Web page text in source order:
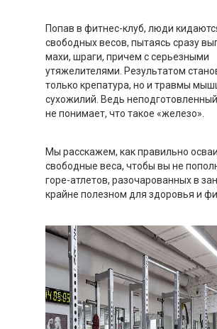
Попав в фитнес-клуб, люди
свободных весов, пытаясь сразу
махи, шраги, причем с серьезными
утяжелителями. Результатом
только крепатура, но и травмы
сухожилий. Ведь
не понимает, что такое «железо».
Мы расскажем, как правильно
свободные веса, чтобы вы не
горе-атлетов, разочарованных в
крайне полезном для здоровья и